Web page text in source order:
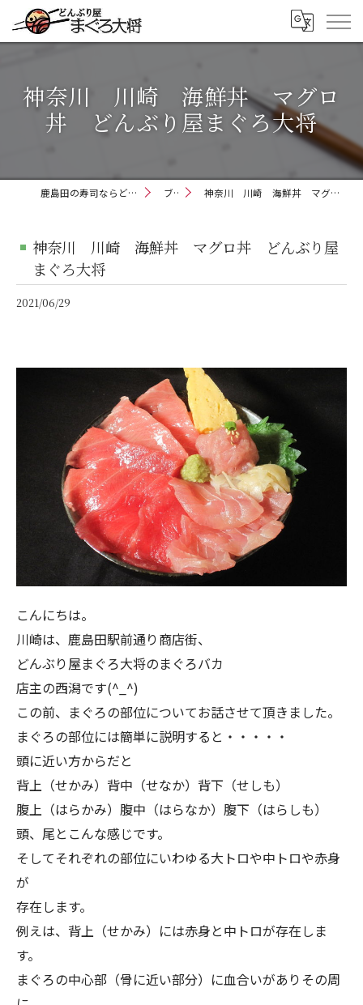
神奈川 川崎 海鮮丼 マグロ
丼 どんぶり屋まぐろ大将
鹿島田の寿司ならどんぶり屋まぐろ大将 ブログ 神奈川 川崎 海鮮丼 マグロ丼 どんぶり屋まぐろ大将
神奈川 川崎 海鮮丼 マグロ丼 どんぶり屋
まぐろ大将
2021/06/29
こんにちは。
川崎は、鹿島田駅前通り商店街、
どんぶり屋まぐろ大将のまぐろバカ
店主の西潟です(^_^)
この前、まぐろの部位についてお話させて頂きました。
まぐろの部位には簡単に説明すると・・・・・
頭に近い方からだと
背上（せかみ）背中（せなか）背下（せしも）
腹上（はらかみ）腹中（はらなか）腹下（はらしも）
頭、尾とこんな感じです。
そしてそれぞれの部位にいわゆる大トロや中トロや赤身
が
存在します。
例えは、背上（せかみ）には赤身と中トロが存在しま
す。
まぐろの中心部（骨に近い部分）に血合いがありその周